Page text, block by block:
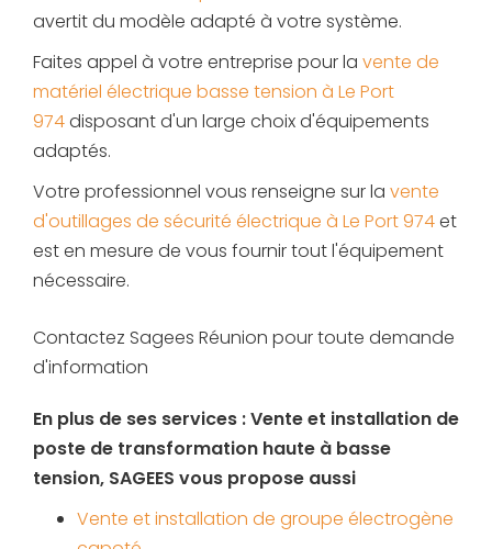
avertit du modèle adapté à votre système.
Faites appel à votre entreprise pour la vente de
matériel électrique basse tension à Le Port
974disposant d'un large choix d'équipements
adaptés.
Votre professionnel vous renseigne sur la vente
d'outillages de sécurité électrique à Le Port 974et
est en mesure de vous fournir tout l'équipement
nécessaire.
Contactez Sagees Réunion pour toute demande
d'information
En plus de ses services :Vente et installation de
poste de transformation haute à basse
tension, SAGEES vous propose aussi
Vente et installation de groupe électrogène